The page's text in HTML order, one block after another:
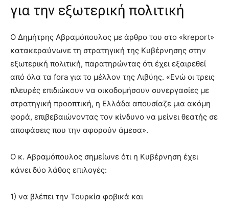
για την εξωτερική πολιτική
Ο Δημήτρης Αβραμόπουλος με άρθρο του στο «kreport»
κατακεραύνωνε τη στρατηγική της Κυβέρνησης στην
εξωτερική πολιτική, παρατηρώντας ότι έχει εξαιρεθεί
από όλα τα fora για το μέλλον της Λιβύης. «Ενώ οι τρεις
πλευρές επιδιώκουν να οικοδομήσουν συνεργασίες με
στρατηγική προοπτική, η Ελλάδα απουσίαζε μια ακόμη
φορά, επιβεβαιώνοντας τον κίνδυνο να μείνει θεατής σε
αποφάσεις που την αφορούν άμεσα».
Ο κ. Αβραμόπουλος σημείωνε ότι η Κυβέρνηση έχει
κάνει δύο λάθος επιλογές:
1) να βλέπει την Τουρκία φοβικά και